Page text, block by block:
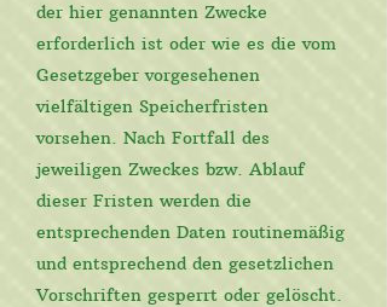
der hier genannten Zwecke
erforderlich ist oder wie es die vom
Gesetzgeber vorgesehenen
vielfältigen Speicherfristen
vorsehen. Nach Fortfall des
jeweiligen Zweckes bzw. Ablauf
dieser Fristen werden die
entsprechenden Daten routinemäßig
und entsprechend den gesetzlichen
Vorschriften gesperrt oder gelöscht.